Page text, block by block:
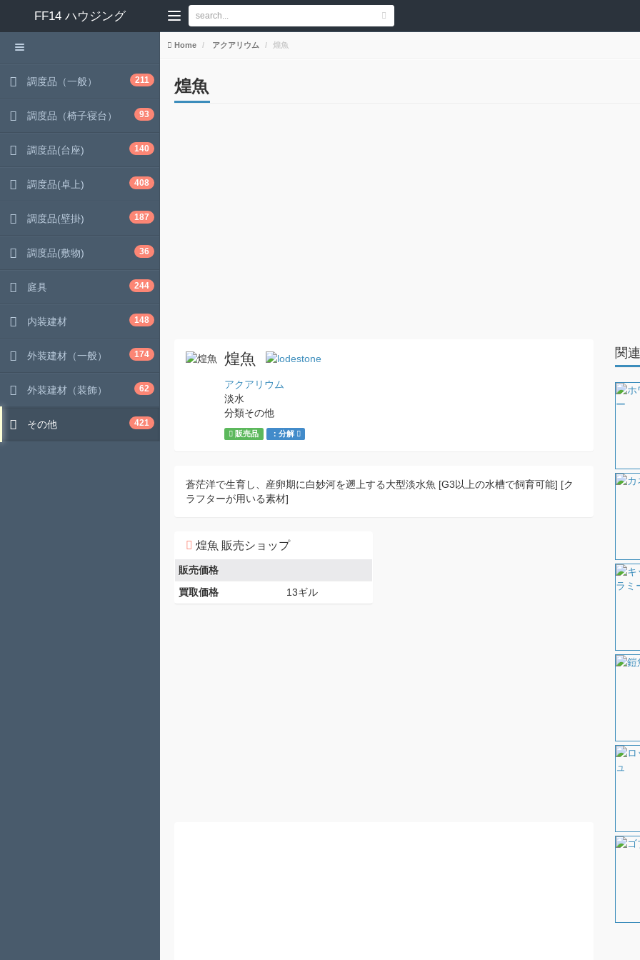
FF14 ハウジング
Home アクアリウム 煌魚
煌魚
煌魚
アクアリウム
淡水
分類その他
販売品 ：分解
蒼茫洋で生育し、産卵期に白妙河を遡上する大型淡水魚 [G3以上の水槽で飼育可能] [ク
ラフターが用いる素材]
煌魚 販売ショップ
販売価格
買取価格
13ギル
関
調度品（一般） 211
調度品（椅子寝台） 93
調度品(台座) 140
調度品(卓上) 408
調度品(壁掛) 187
調度品(敷物) 36
庭具 244
内装建材 148
外装建材（一般） 174
外装建材（装飾） 62
その他 421